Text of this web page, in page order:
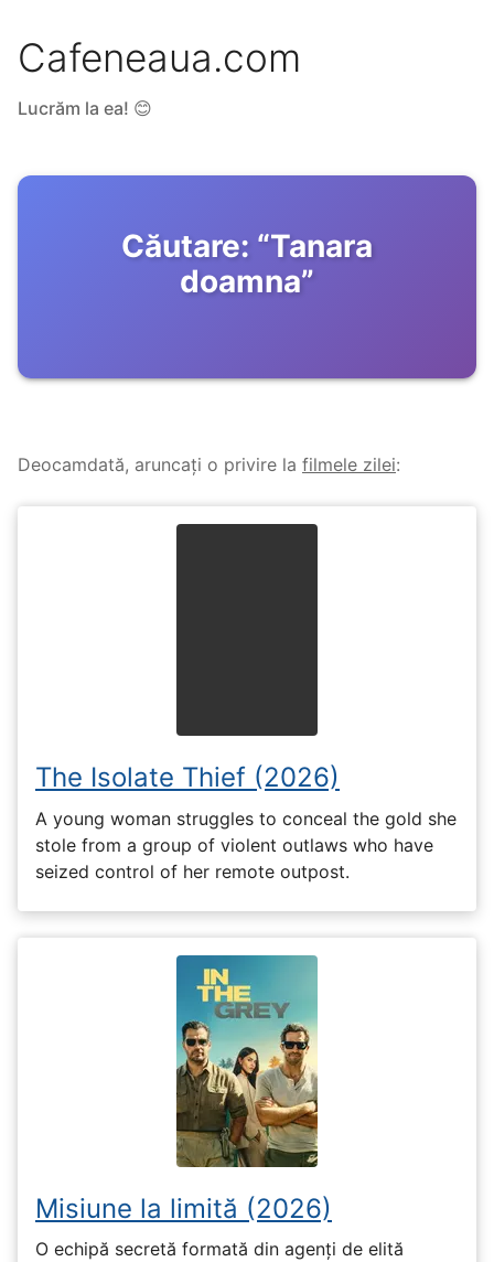
Cafeneaua.com
Lucrăm la ea! 😊
Căutare: “Tanara
doamna”
Deocamdată, aruncați o privire la filmele zilei:
The Isolate Thief (2026)
A young woman struggles to conceal the gold she
stole from a group of violent outlaws who have
seized control of her remote outpost.
Misiune la limită (2026)
O echipă secretă formată din agenți de elită